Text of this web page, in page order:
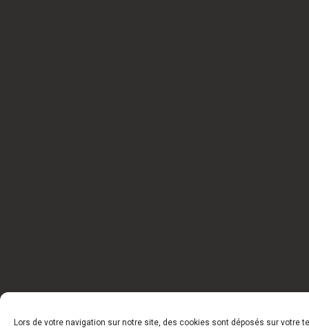
Lors de votre navigation sur notre site, des cookies sont déposés sur votre